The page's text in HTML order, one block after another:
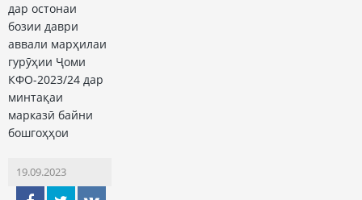
дар остонаи
бозии даври
аввали марҳилаи
гурӯҳии Ҷоми
КФО-2023/24 дар
минтақаи
марказӣ байни
бошгоҳҳои
19.09.2023